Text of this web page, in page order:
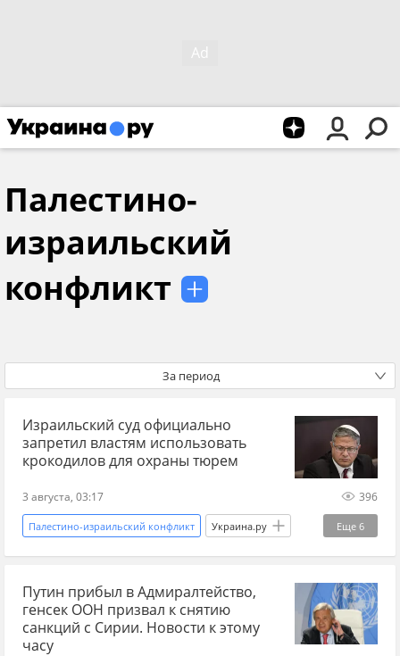
Палестино-
израильский
конфликт
За период
Израильский суд официально
запретил властям использовать
крокодилов для охраны тюрем
3 августа, 03:17 396
Еще 6
Палестино-израильский конфликт Украина.ру
Новости Израиль тюрьма
Иерусалим Мир без границ терроризм
Путин прибыл в Адмиралтейство,
генсек ООН призвал к снятию
санкций с Сирии. Новости к этому
часу